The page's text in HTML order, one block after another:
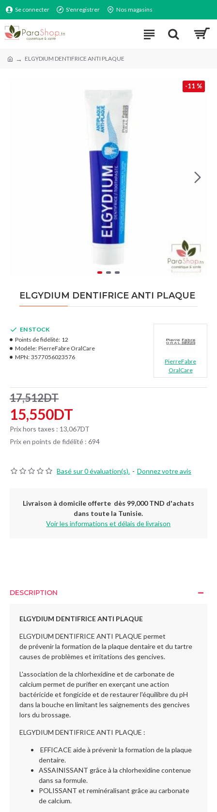
Se connecter S'enregistrer Nos magasins
ELGYDIUM DENTIFRICE ANTI PLAQUE
-11 %
ELGYDIUM DENTIFRICE ANTI PLAQUE
Basé sur 0 évaluation(s). - Donnez votre avis
15,550DT
17,512DT
Prix hors taxes : 13,067DT
Prix en points de fidélité : 694
EN STOCK
Points de fidélité: 12
Modèle: PierreFabre OralCare
MPN: 3577056023576
PierreFabre
OralCare
Livraison à domicile offerte dès 99,000 TND d'achats
dans toute la Tunisie.
Voir les informations et délais de livraison
DESCRIPTION
ELGYDIUM DENTIFRICE ANTI PLAQUE
ELGYDIUM DENTIFRICE ANTI PLAQUE permet
de prévenir la formation de la plaque dentaire et du tartre
causes de problèmes et irritations des gencives.
L'association de la chlorhexidine et de carbonate de
calcium permet de purifier en exerçant une action
bactéricide et fongicide et de restaurer l'équilibre du pH
dans la bouche en limitant les saignements des gencives
lors du brossage.
ELGYDIUM DENTIFRICE ANTI PLAQUE :
EFFICACE aide à prévenir la formation de la plaque
dentaire.
ASSAINISSANT grâce à la chlorhexidine contenue
dans sa formule.
POLISSANT et reminéralisant grâce au carbonate
de calcium.